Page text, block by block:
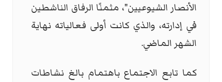
الأنصار الشيوعيين"، مثمنًا الرفاق الناشطين
في إدارته، والذي كانت أولى فعالياته نهاية
الشهر الماضي.
كما تابع الاجتماع باهتمام بالغ نشاطات